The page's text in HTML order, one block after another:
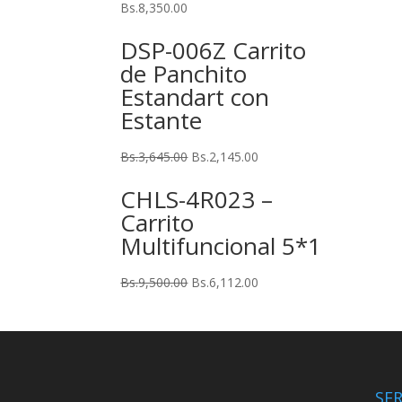
Bs.8,350.00
DSP-006Z Carrito
de Panchito
Estandart con
Estante
Bs.3,645.00 Bs.2,145.00
CHLS-4R023 –
Carrito
Multifuncional 5*1
Bs.9,500.00 Bs.6,112.00